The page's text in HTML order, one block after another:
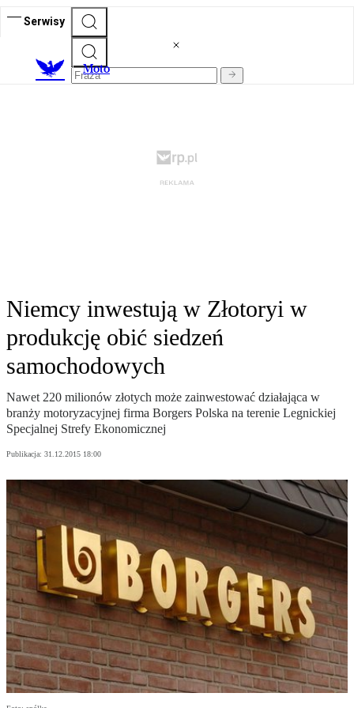
Serwisy
Moto
Niemcy inwestują w Złotoryi w
produkcję obić siedzeń
samochodowych
Nawet 220 milionów złotych może zainwestować działająca w
branży motoryzacyjnej firma Borgers Polska na terenie Legnickiej
Specjalnej Strefy Ekonomicznej
Publikacja: 31.12.2015 18:00